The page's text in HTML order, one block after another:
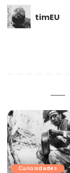
timEU
Curiosidades